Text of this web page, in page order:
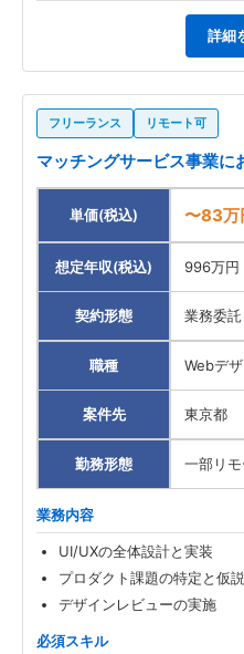
詳細
フリーランス リモート可
マッチングサービス事業
単価(税込) 〜83万
想定年収(税込) 996万円
契約形態 業務委託
職種 Webデ
案件先 東京都
勤務形態 一部リモ
業務内容
UI/UXの全体設計と実装
プロダクト課題の特定と仮
デザインレビューの実施
必須スキル